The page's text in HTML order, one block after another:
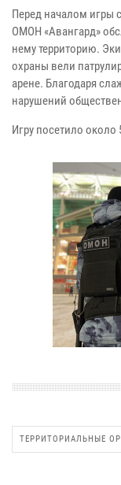
Перед началом игры
ОМОН «Авангард»
нему территорию.
охраны вели
арене. Благодаря
нарушений
Игру посетило около
ТЕРРИТОРИАЛЬНЫЕ